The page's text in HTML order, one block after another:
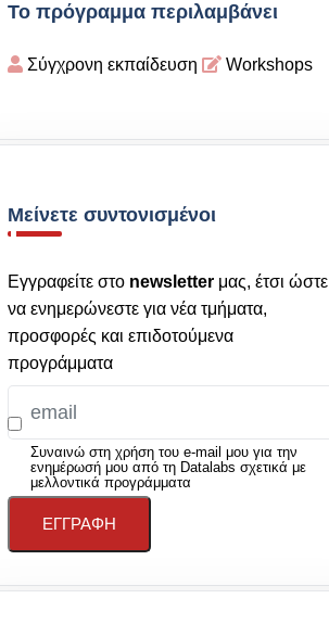
Το πρόγραμμα περιλαμβάνει
Σύγχρονη εκπαίδευση Workshops
Μείνετε συντονισμένοι
Εγγραφείτε στο newsletter μας, έτσι ώστε
να ενημερώνεστε για νέα τμήματα,
προσφορές και επιδοτούμενα
προγράμματα
Συναινώ στη χρήση του e-mail μου για την
ενημέρωσή μου από τη Datalabs σχετικά με
μελλοντικά προγράμματα
ΕΓΓΡΑΦΉ